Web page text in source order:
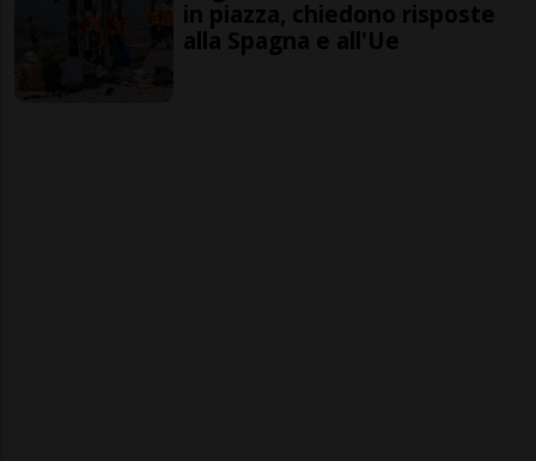
in piazza, chiedono risposte
alla Spagna e all'Ue